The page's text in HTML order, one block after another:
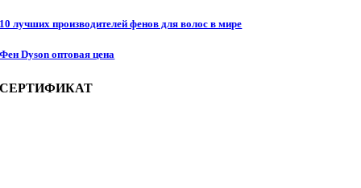
10 лучших производителей фенов для волос в мире
Фен Dyson оптовая цена
СЕРТИФИКАТ